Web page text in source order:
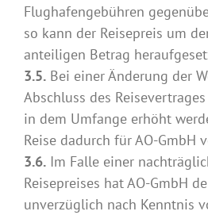
Flughafengebühren
so kann der Reisepreis um
anteiligen Betrag
3.5. Bei einer Änderung der
Abschluss des
in dem Umfange erhöht
Reise dadurch für AO-GmbH
3.6. Im Falle einer
Reisepreises hat AO-GmbH
unverzüglich nach Kenntnis